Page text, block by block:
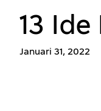
13
Januari 31, 2022